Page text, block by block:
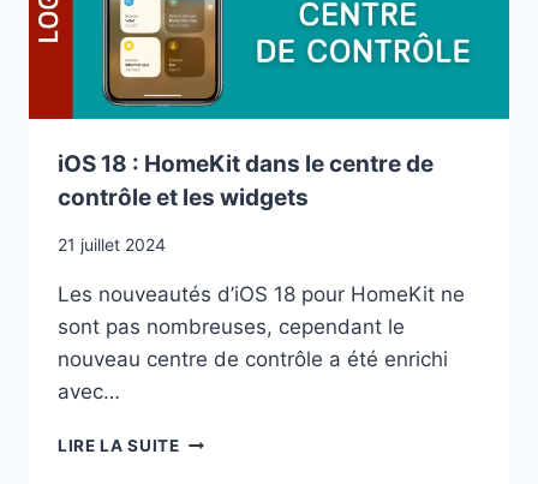
iOS 18 : HomeKit dans le centre de
contrôle et les widgets
21 juillet 2024
Les nouveautés d’iOS 18 pour HomeKit ne
sont pas nombreuses, cependant le
nouveau centre de contrôle a été enrichi
avec…
LIRE LA SUITEIOS